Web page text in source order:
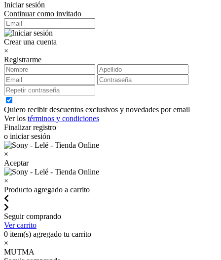
Iniciar sesión
Continuar como invitado
Crear una cuenta
×
Registrarme
Quiero recibir descuentos exclusivos y novedades por email
Ver los términos y condiciones
Finalizar registro
o iniciar sesión
×
Aceptar
×
Producto agregado a carrito
Seguir comprando
Ver carrito
0 item(s) agregado tu carrito
×
MUTMA